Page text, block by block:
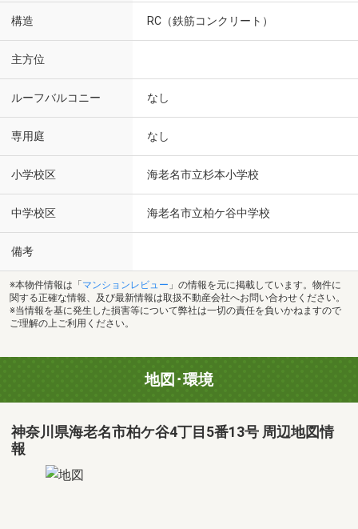
構造 RC（鉄筋コンクリート）
主方位
ルーフバルコニー なし
専用庭 なし
小学校区 海老名市立杉本小学校
中学校区 海老名市立柏ケ谷中学校
備考
※本物件情報は「 マンションレビュー 」の情報を元に掲載しています。物件に
関する正確な情報、及び最新情報は取扱不動産会社へお問い合わせください。
※当情報を基に発生した損害等について弊社は一切の責任を負いかねますので
ご理解の上ご利用ください。
地図･環境
神奈川県海老名市柏ケ谷4丁目5番13号 周辺地図情
報